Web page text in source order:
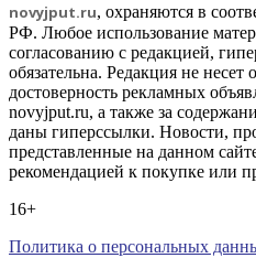
novyjput.ru, охраняются в
РФ. Любое использование
согласованию с редакцией,
обязательна. Редакция не несет
достоверность рекламных
novyjput.ru, а также за
даны гиперссылки. Новости,
представленные на данном
рекомендацией к покупке или
16+
Политика о персональных